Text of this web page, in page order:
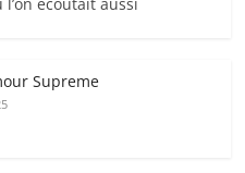
Supreme